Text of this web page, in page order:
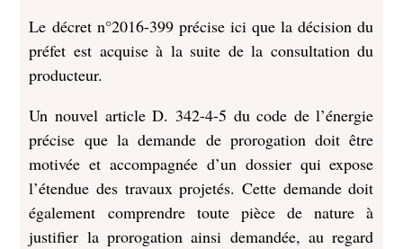
Le décret n°2016-399 précise ici que la décision du
préfet est acquise à la suite de la consultation du
producteur.
Un nouvel article D. 342-4-5 du code de l’énergie
précise que la demande de prorogation doit être
motivée et accompagnée d’un dossier qui expose
l’étendue des travaux projetés. Cette demande doit
également comprendre toute pièce de nature à
justifier la prorogation ainsi demandée, au regard